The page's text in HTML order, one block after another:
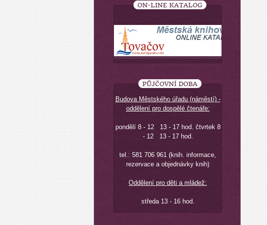
ON-LINE KATALOG
PŮJČOVNÍ DOBA
Budova Městského úřadu (náměstí) -
oddělení pro dospělé čtenáře:
pondělí 8 - 12 13 - 17 hod. čtvrtek 8
- 12 13 - 17 hod.
tel.: 581 706 961 (knih. informace,
rezervace a objednávky knih)
Oddělení pro děti a mládež:
středa 13 - 16 hod.